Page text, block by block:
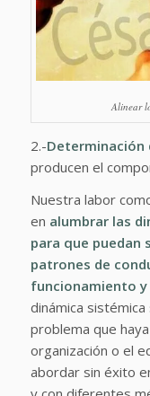
Alinear
2.-Determinación
producen el
Nuestra labor
en alumbrar las
para que puedan
patrones de
funcionamiento y
dinámica
problema que
organización o el
abordar sin éxito